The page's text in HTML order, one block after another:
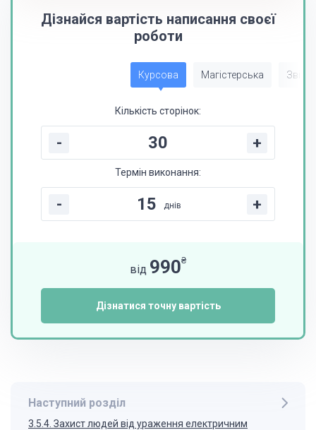
Дізнайся вартість написання своєї
роботи
Курсова Магістерська Звіт
Кількість сторінок:
- +
Термін виконання:
- днів +
від 990₴
Дізнатися точну вартість
Наступний розділ
3.5.4. Захист людей від ураження електричним